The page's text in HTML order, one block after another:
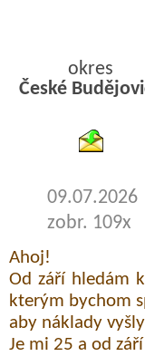
okres
České
09.07.2026
zobr. 109x
Ahoj!
Od září hledám
kterým bychom
aby náklady
Je mi 25 a od